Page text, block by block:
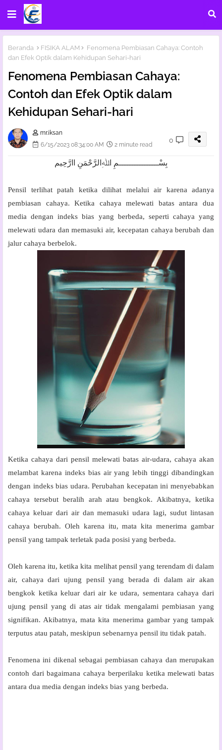
Beranda FISIKA ALAM
Fenomena Pembiasan Cahaya: Contoh
dan Efek Optik dalam Kehidupan Sehari-hari
Fenomena Pembiasan Cahaya:
Contoh dan Efek Optik dalam
Kehidupan Sehari-hari
mr.iksan
6/15/2023 08:34:00 AM
2 minute read
0
بِسْــــــــــــــــمِ اﷲِالرَّحْمَنِ اارَّحِيم
Pensil terlihat patah ketika dilihat melalui air karena adanya
pembiasan cahaya. Ketika cahaya melewati batas antara dua
media dengan indeks bias yang berbeda, seperti cahaya yang
melewati udara dan memasuki air, kecepatan cahaya berubah dan
jalur cahaya berbelok.
Ketika cahaya dari pensil melewati batas air-udara, cahaya akan
melambat karena indeks bias air yang lebih tinggi dibandingkan
dengan indeks bias udara. Perubahan kecepatan ini menyebabkan
cahaya tersebut beralih arah atau bengkok. Akibatnya, ketika
cahaya keluar dari air dan memasuki udara lagi, sudut lintasan
cahaya berubah. Oleh karena itu, mata kita menerima gambar
pensil yang tampak terletak pada posisi yang berbeda.
Oleh karena itu, ketika kita melihat pensil yang terendam di dalam
air, cahaya dari ujung pensil yang berada di dalam air akan
bengkok ketika keluar dari air ke udara, sementara cahaya dari
ujung pensil yang di atas air tidak mengalami pembiasan yang
signifikan. Akibatnya, mata kita menerima gambar yang tampak
terputus atau patah, meskipun sebenarnya pensil itu tidak patah.
Fenomena ini dikenal sebagai pembiasan cahaya dan merupakan
contoh dari bagaimana cahaya berperilaku ketika melewati batas
antara dua media dengan indeks bias yang berbeda.